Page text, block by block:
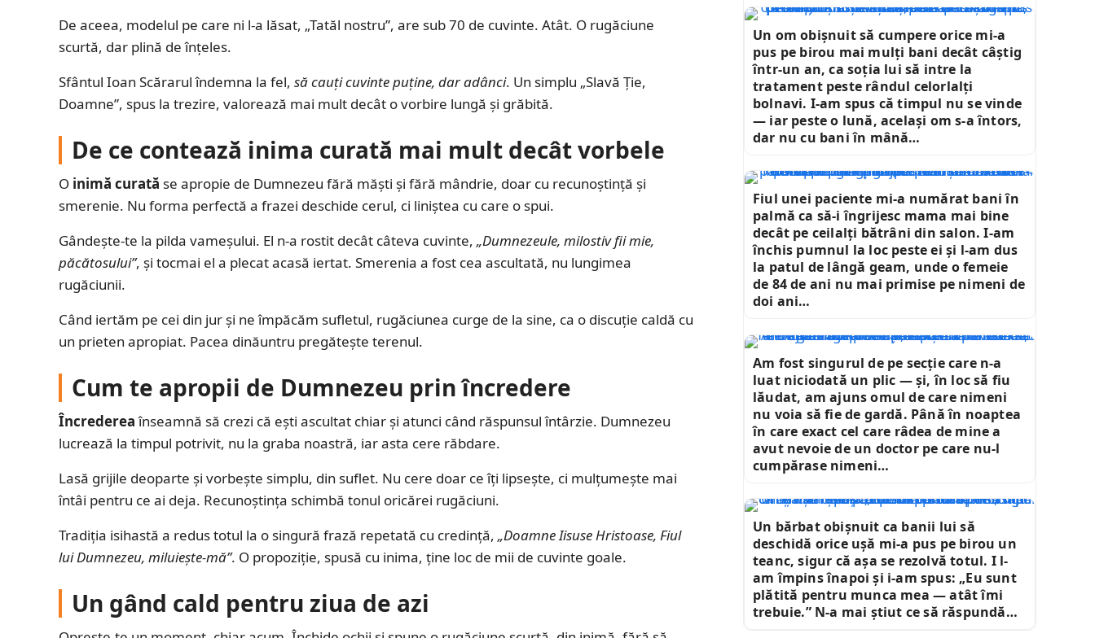
De aceea, modelul pe care ni l-a lăsat, „Tatăl nostru”, are sub 70 de cuvinte. Atât. O rugăciune
scurtă, dar plină de înțeles.
Sfântul Ioan Scărarul îndemna la fel, să cauți cuvinte puține, dar adânci. Un simplu „Slavă Ție,
Doamne”, spus la trezire, valorează mai mult decât o vorbire lungă și grăbită.
De ce contează inima curată mai mult decât vorbele
O inimă curată se apropie de Dumnezeu fără măști și fără mândrie, doar cu recunoștință și
smerenie. Nu forma perfectă a frazei deschide cerul, ci liniștea cu care o spui.
Gândește-te la pilda vameșului. El n-a rostit decât câteva cuvinte, „Dumnezeule, milostiv fii mie,
păcătosului”, și tocmai el a plecat acasă iertat. Smerenia a fost cea ascultată, nu lungimea
rugăciunii.
Când iertăm pe cei din jur și ne împăcăm sufletul, rugăciunea curge de la sine, ca o discuție caldă cu
un prieten apropiat. Pacea dinăuntru pregătește terenul.
Cum te apropii de Dumnezeu prin încredere
Încredereaînseamnă să crezi că ești ascultat chiar și atunci când răspunsul întârzie. Dumnezeu
lucrează la timpul potrivit, nu la graba noastră, iar asta cere răbdare.
Lasă grijile deoparte și vorbește simplu, din suflet. Nu cere doar ce îți lipsește, ci mulțumește mai
întâi pentru ce ai deja. Recunoștința schimbă tonul oricărei rugăciuni.
Tradiția isihastă a redus totul la o singură frază repetată cu credință, „Doamne Iisuse Hristoase, Fiul
lui Dumnezeu, miluiește-mă”. O propoziție, spusă cu inima, ține loc de mii de cuvinte goale.
Un gând cald pentru ziua de azi
Un om obișnuit să cumpere orice mi-a
pus pe birou mai mulți bani decât câștig
într-un an, ca soția lui să intre la
tratament peste rândul celorlalți
bolnavi. I-am spus că timpul nu se vinde
— iar peste o lună, același om s-a întors,
dar nu cu bani în mână…
Fiul unei paciente mi-a numărat bani în
palmă ca să-i îngrijesc mama mai bine
decât pe ceilalți bătrâni din salon. I-am
închis pumnul la loc peste ei și l-am dus
la patul de lângă geam, unde o femeie
de 84 de ani nu mai primise pe nimeni de
doi ani…
Am fost singurul de pe secție care n-a
luat niciodată un plic — și, în loc să fiu
lăudat, am ajuns omul de care nimeni
nu voia să fie de gardă. Până în noaptea
în care exact cel care râdea de mine a
avut nevoie de un doctor pe care nu-l
cumpărase nimeni…
Un bărbat obișnuit ca banii lui să
deschidă orice ușă mi-a pus pe birou un
teanc, sigur că așa se rezolvă totul. I l-
am împins înapoi și i-am spus: „Eu sunt
plătită pentru munca mea — atât îmi
trebuie.” N-a mai știut ce să răspundă…